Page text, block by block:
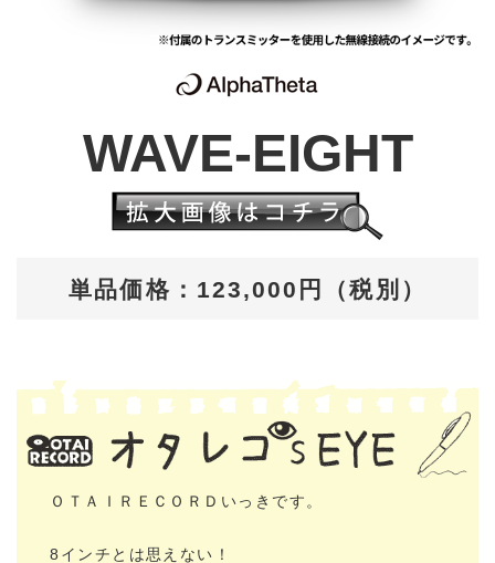
WAVE-EIGHT
単品価格：123,000円（税別）
ＯＴＡＩＲＥＣＯＲＤいっきです。
8インチとは思えない！